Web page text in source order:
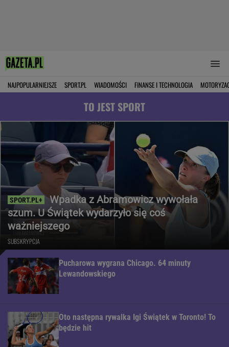
NAJPOPULARNIEJSZE SPORT.PL WIADOMOŚCI FINANSE I TECHNOLOGIA
TO JEST SPORT
Wpadka z Abramowicz wywołała
szum. U Świątek wydarzyło się coś
ważniejszego
SUBSKRYPCJA
Pucharowa wygrana Chicago. 64 minuty
Lewandowskiego
Oto następna rywalka Igi Świątek w Toronto! To
będzie hit